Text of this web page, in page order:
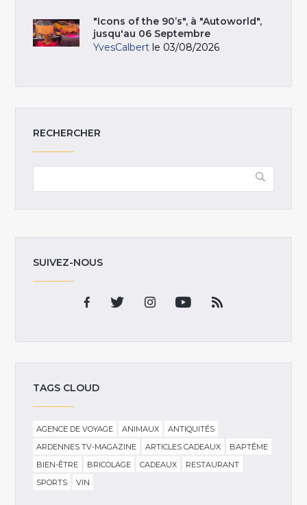
"Icons of the 90’s", à "Autoworld",
jusqu'au 06 Septembre
YvesCalbert le 03/08/2026
RECHERCHER
SUIVEZ-NOUS
TAGS CLOUD
AGENCE DE VOYAGE ANIMAUX
ANTIQUITÉS
ARDENNES TV-MAGAZINE
ARTICLES CADEAUX
BAPTÊME
BIEN-ÊTRE
BRICOLAGE CADEAUX
RESTAURANT
SPORTS
VIN